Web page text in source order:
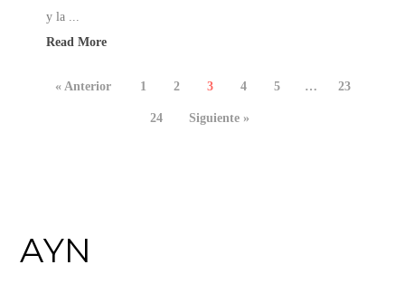
y la ...
Read More
« Anterior 1 2 3 4 5 … 23
24 Siguiente »
AYN